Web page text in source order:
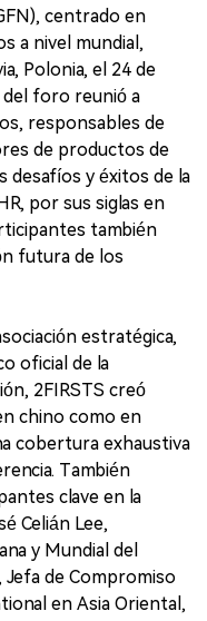
centrado en
a nivel mundial,
Polonia, el 24 de
del foro reunió a
responsables de
de productos de
desafíos y éxitos de la
por sus siglas en
también
futura de los
estratégica,
oficial de la
2FIRSTS creó
chino como en
cobertura exhaustiva
También
clave en la
Celián Lee,
y Mundial del
Jefa de Compromiso
en Asia Oriental,